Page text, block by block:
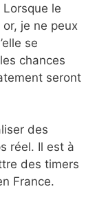
le
je ne peux
se
chances
seront
des
réel. Il est à
des timers
France.